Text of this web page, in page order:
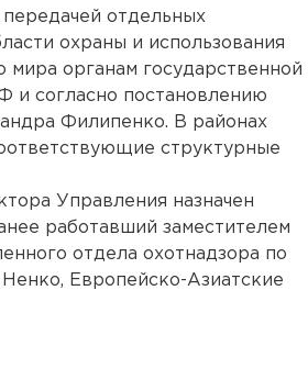
передачей отдельных
охраны и использования
мира органам государственной
и согласно постановлению
Филипенко. В районах
структурные
Управления назначен
работавший заместителем
отдела охотнадзора по
Европейско-Азиатские